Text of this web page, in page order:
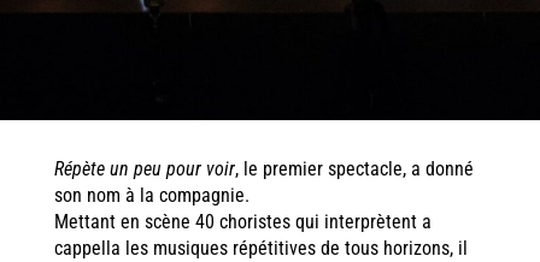
Répète un peu pour voir, le premier spectacle, a donné
son nom à la compagnie.
Mettant en scène 40 choristes qui interprètent a
cappella les musiques répétitives de tous horizons, il